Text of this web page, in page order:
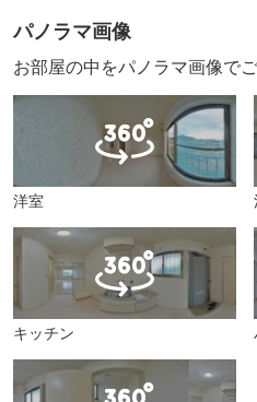
パノラマ画像
お部屋の中をパノラマ画像で
洋室
キッチン